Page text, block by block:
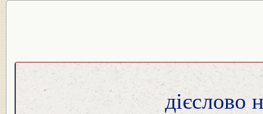
дієслово